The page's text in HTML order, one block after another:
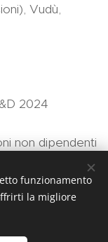
Vudù,
2024
non dipendenti
funzionamento
la migliore